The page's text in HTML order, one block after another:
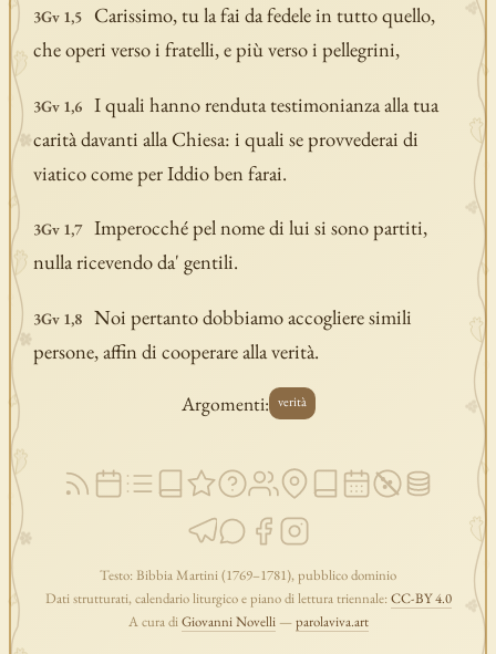
3Gv 1,5
Carissimo, tu la fai da fedele in tutto quello,
che operi verso i fratelli, e più verso i pellegrini,
3Gv 1,6
I quali hanno renduta testimonianza alla tua
carità davanti alla Chiesa: i quali se provvederai di
viatico come per Iddio ben farai.
3Gv 1,7
Imperocché pel nome di lui si sono partiti,
nulla ricevendo da' gentili.
3Gv 1,8
Noi pertanto dobbiamo accogliere simili
persone, affin di cooperare alla verità.
Argomenti: verità
Testo: Bibbia Martini (1769–1781), pubblico dominio
Dati strutturati, calendario liturgico e piano di lettura triennale:CC-BY 4.0
A cura diGiovanni Novelli—parolaviva.art